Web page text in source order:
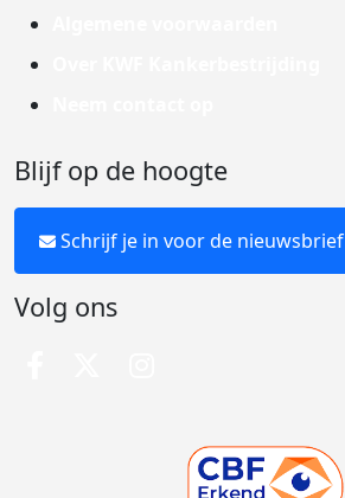
Blijf op de hoogte
Schrijf je in voor de nieuwsbrief
Volg ons